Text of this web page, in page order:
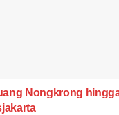
Nongkrong